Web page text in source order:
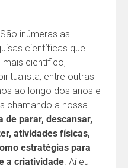
inúmeras as
científicas que
científico,
entre outras
ao longo dos anos e
chamando a nossa
de parar, descansar,
atividades físicas,
estratégias para
a criatividade . Aí eu